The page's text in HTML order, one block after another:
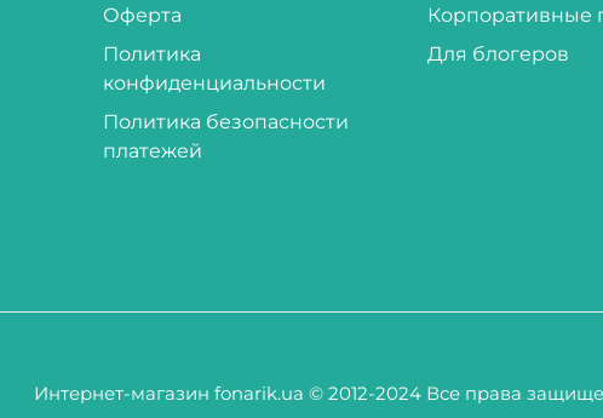
Оферта
Политика
конфиденциальности
Политика безопасности
платежей
Корпоративные
Для блогеров
Интернет-магазин fonarik.ua © 2012-2024 Все права